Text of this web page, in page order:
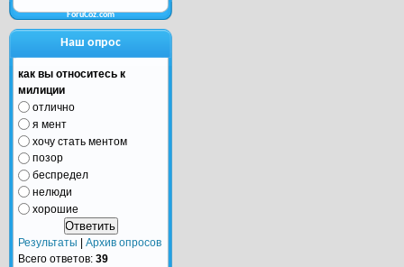
ForuCoz.com
Наш опрос
как вы относитесь к
милиции
отлично
я мент
хочу стать ментом
позор
беспредел
нелюди
хорошие
Результаты
Архив опросов
Всего ответов: 39